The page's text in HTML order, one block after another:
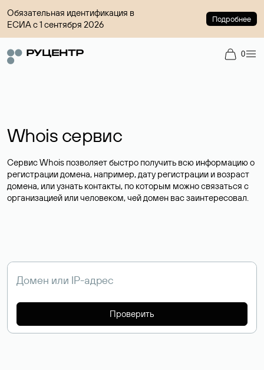
Обязательная идентификация в
ЕСИА с 1 сентября 2026
Подробнее
0
Whois сервис
Сервис Whois позволяет быстро получить всю информацию о
регистрации домена, например, дату регистрации и возраст
домена, или узнать контакты, по которым можно связаться с
организацией или человеком, чей домен вас заинтересовал.
Проверить